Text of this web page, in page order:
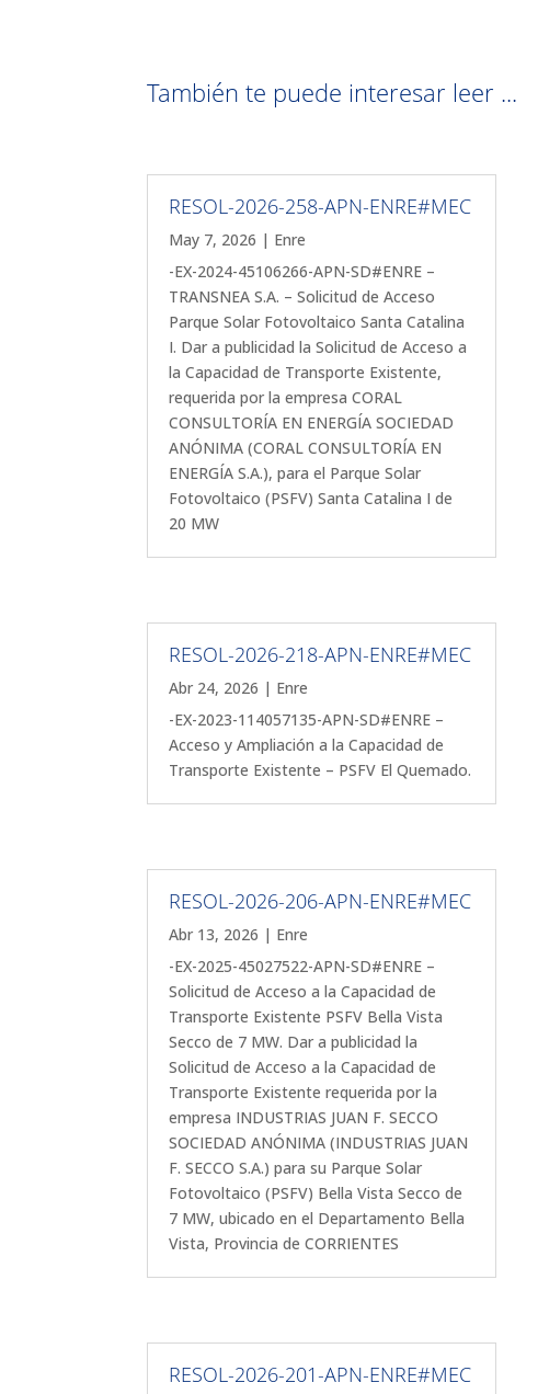
También te puede interesar leer ...
RESOL-2026-258-APN-ENRE#MEC
May 7, 2026 | Enre
-EX-2024-45106266-APN-SD#ENRE –
TRANSNEA S.A. – Solicitud de Acceso
Parque Solar Fotovoltaico Santa Catalina
I. Dar a publicidad la Solicitud de Acceso a
la Capacidad de Transporte Existente,
requerida por la empresa CORAL
CONSULTORÍA EN ENERGÍA SOCIEDAD
ANÓNIMA (CORAL CONSULTORÍA EN
ENERGÍA S.A.), para el Parque Solar
Fotovoltaico (PSFV) Santa Catalina I de
20 MW
RESOL-2026-218-APN-ENRE#MEC
Abr 24, 2026 | Enre
-EX-2023-114057135-APN-SD#ENRE –
Acceso y Ampliación a la Capacidad de
Transporte Existente – PSFV El Quemado.
RESOL-2026-206-APN-ENRE#MEC
Abr 13, 2026 | Enre
-EX-2025-45027522-APN-SD#ENRE –
Solicitud de Acceso a la Capacidad de
Transporte Existente PSFV Bella Vista
Secco de 7 MW. Dar a publicidad la
Solicitud de Acceso a la Capacidad de
Transporte Existente requerida por la
empresa INDUSTRIAS JUAN F. SECCO
SOCIEDAD ANÓNIMA (INDUSTRIAS JUAN
F. SECCO S.A.) para su Parque Solar
Fotovoltaico (PSFV) Bella Vista Secco de
7 MW, ubicado en el Departamento Bella
Vista, Provincia de CORRIENTES
RESOL-2026-201-APN-ENRE#MEC